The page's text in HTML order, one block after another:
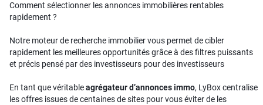
Comment sélectionner les annonces immobilières rentables
rapidement ?
Notre moteur de recherche immobilier vous permet de cibler
rapidement les meilleures opportunités grâce à des filtres puissants
et précis pensé par des investisseurs pour des investisseurs
En tant que véritableagrégateur d’annonces immo, LyBox centralise
les offres issues de centaines de sites pour vous éviter de les